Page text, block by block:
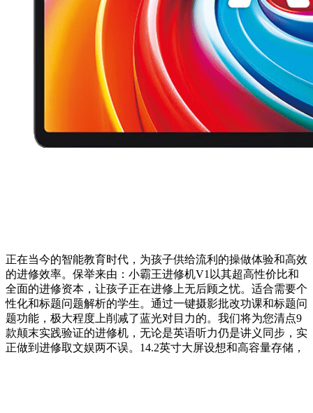
正在当今的智能教育时代，为孩子供给流利的操做体验和高效
的进修效率。保举来由：小霸王进修机V1以其超高性价比和
全面的进修资本，让孩子正在进修上无后顾之忧。适合需要个
性化和标题问题解析的学生。通过一键摄影批改功课和标题问
题功能，极大程度上削减了蓝光对目力的。我们将为您清点9
款颠末实践验证的进修机，无论是英语听力仍是讲义同步，实
正做到进修取文娱两不误。14.2英寸大屏设想和高容量存储，